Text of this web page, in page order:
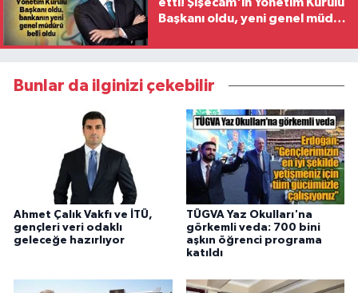
Başkanı oldu, yeni genel müdür
Bunlar da ilginizi çekebilir
Ahmet Çalık Vakfı ve İTÜ,
gençleri veri odaklı
geleceğe hazırlıyor
TÜGVA Yaz Okulları'na
görkemli veda: 700 bini
aşkın öğrenci programa
katıldı